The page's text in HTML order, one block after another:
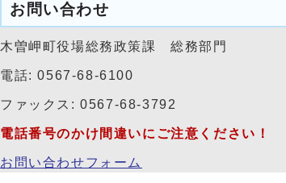
お問い合わせ
木曽岬町役場総務政策課 総務部門
電話: 0567-68-6100
ファックス: 0567-68-3792
電話番号のかけ間違いにご注意ください！
お問い合わせフォーム